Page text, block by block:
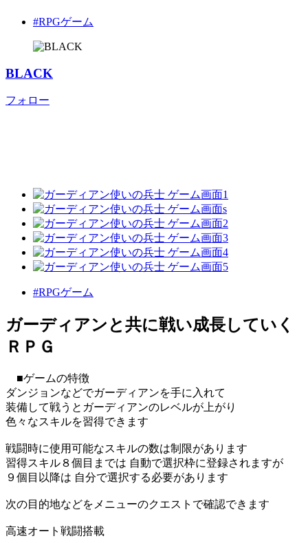
#RPGゲーム
BLACK
フォロー
#RPGゲーム
ガーディアンと共に戦い成長していく
ＲＰＧ
■ゲームの特徴
ダンジョンなどでガーディアンを手に入れて
装備して戦うとガーディアンのレベルが上がり
色々なスキルを習得できます
戦闘時に使用可能なスキルの数は制限があります
習得スキル８個目までは 自動で選択枠に登録されますが
９個目以降は 自分で選択する必要があります
次の目的地などをメニューのクエストで確認できます
高速オート戦闘搭載